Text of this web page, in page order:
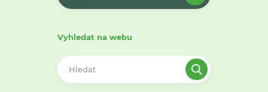
Vyhledat na webu